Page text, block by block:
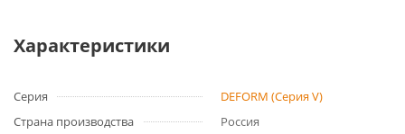
Характеристики
Серия
DEFORM (Серия V)
Страна производства
Россия